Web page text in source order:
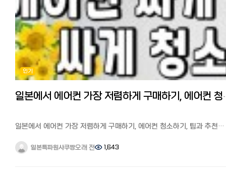
500~700 작품 ‘오징어 게임’, ‘눈물의 여왕’, ‘수고했어’ 등 Netflix
오리지널 작품은 거의 동일 일본 애니메이션, 일본 드라마, 국내 영화가 풍성
일부 한국 내용 작품이나 구작은 제공되지 않을 수 있다 즉, 한국판이 약
100~300 작품 정도 더 많다는 것을 알 수 있습니다. ‘몇 배’라고 할 정
큰 차이는 아니지만, 저처럼 매일 한국 드라마를 보는 한국 드라마
매니아에게는 큰 차이라고 할 수 있습니다.
게다가 한국 버전에서는 오래된 한국 드라마, 한국에서 방영된 지 얼마
작품, 일본에서는 권리 문제로 스트리밍되지 않은 작품까지 볼 수 있어,
일본에서 한국판 넷플릭스를 보는 방법 저는 최근 한국판 넷플릭스에서
1995년에 방영되어 당시 신드롬을 일으킨 드라마 ‘모래시계’를 다시
일본에서 한국 넷플릭스를 보는 방법을 설명드리겠습니다.
일본에서도 한국판 넷플릭스를 시청하는 방법은 VPN이라는 앱을 사용
합니다.
VPN을 이용 VPN을 알고 계신 분도 계시겠지만, VPN으로 한국 서버에
カラー (카라) 뿌리염색 リタッチカラー (리탓치카라) 탈색 ブリーチ
(브리치) 트리트먼트 トリートメント 기장은 유지해주세요 長さはキープで
(나가사와 키프데) 앞머리만 정리 前髪だけ整えて (마에가미다케) - 예약
방법 - 1. 핫페퍼뷰티 (ホットペッパービューティー)⭐ 추천
일본 최대 미용 예약 앱/사이트. 메뉴·가격·후기·쿠폰까지 보고앱으로
예약할 수 있어 전화가 부담스러운 분께 최적입니다. 2. 전화 예약
인기 개인은 전화만 받는 곳도 있습니다. 일본어 회화가 필요해 난이도가
높습니다. 3. 홈페이지 / 인스타 DM
요즘은 인스타 DM 예약을 받는곳도 많습니다. 4. 워크인 (예약 없이 방
저가 컷 전문점 위주로 가능. 인기 가게는 거의 예약 필수입니다. - 가격
지역·마다 다르지만 도쿄 기준 대략: 커트: 4,000~7,000엔 컷+컬러:
느껴지는 경우도 많습니다. - 한국인이 알아두면 좋은 팁 - 원하는 스타일
사진 3장은 필수. 말보다 사진이 정확합니다. **다운펌(스트레이트 파마)**은
모든곳이 잘하는 게 아니니 메뉴에 있는지 확인. 현재 머리 상태 사진도
인기
일본에서 에어컨 가
일본에서 에어컨 가장 저렴하게 구매하기, 에어컨 청소하기, 팁과 추천
일본의 여름은 한국보다 덥고 습하기로 유명합니다. 실제로 태풍이
한반도를 피해 일본열도를 아래에서 위까지 훓고 지나가는 일이 다반
일본특파원사쿠짱오래 전 1,643